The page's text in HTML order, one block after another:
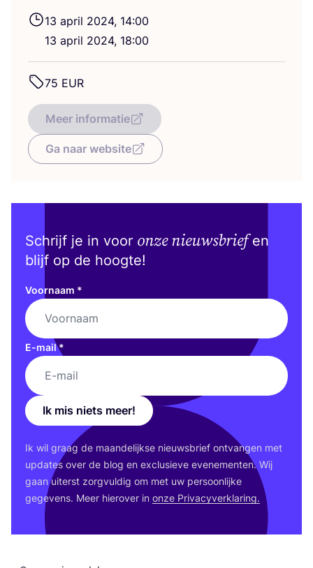
13 april 2024, 14:00
13 april 2024, 18:00
75 EUR
Meer informatie
Ga naar website
Schrijf je in voor onze nieuwsbriefen
blijf op de hoogte!
Voornaam *
E-mail*
Ik mis niets meer!
Ik wil graag de maan­de­lijk­se nieuws­brief ont­van­gen met
upda­tes over de blog en exclu­sie­ve eve­ne­men­ten. Wij
gaan uiterst zorg­vul­dig om met uw per­soon­lij­ke
gege­vens. Meer hier­over in onze Pri­va­cy­ver­kla­ring.